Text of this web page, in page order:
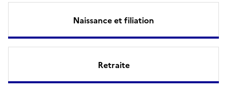
Naissance et filiation
Retraite